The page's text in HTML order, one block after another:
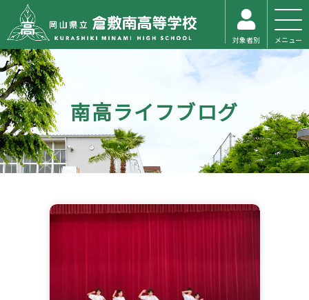
対象者別 メニュー
南高ライフブログ